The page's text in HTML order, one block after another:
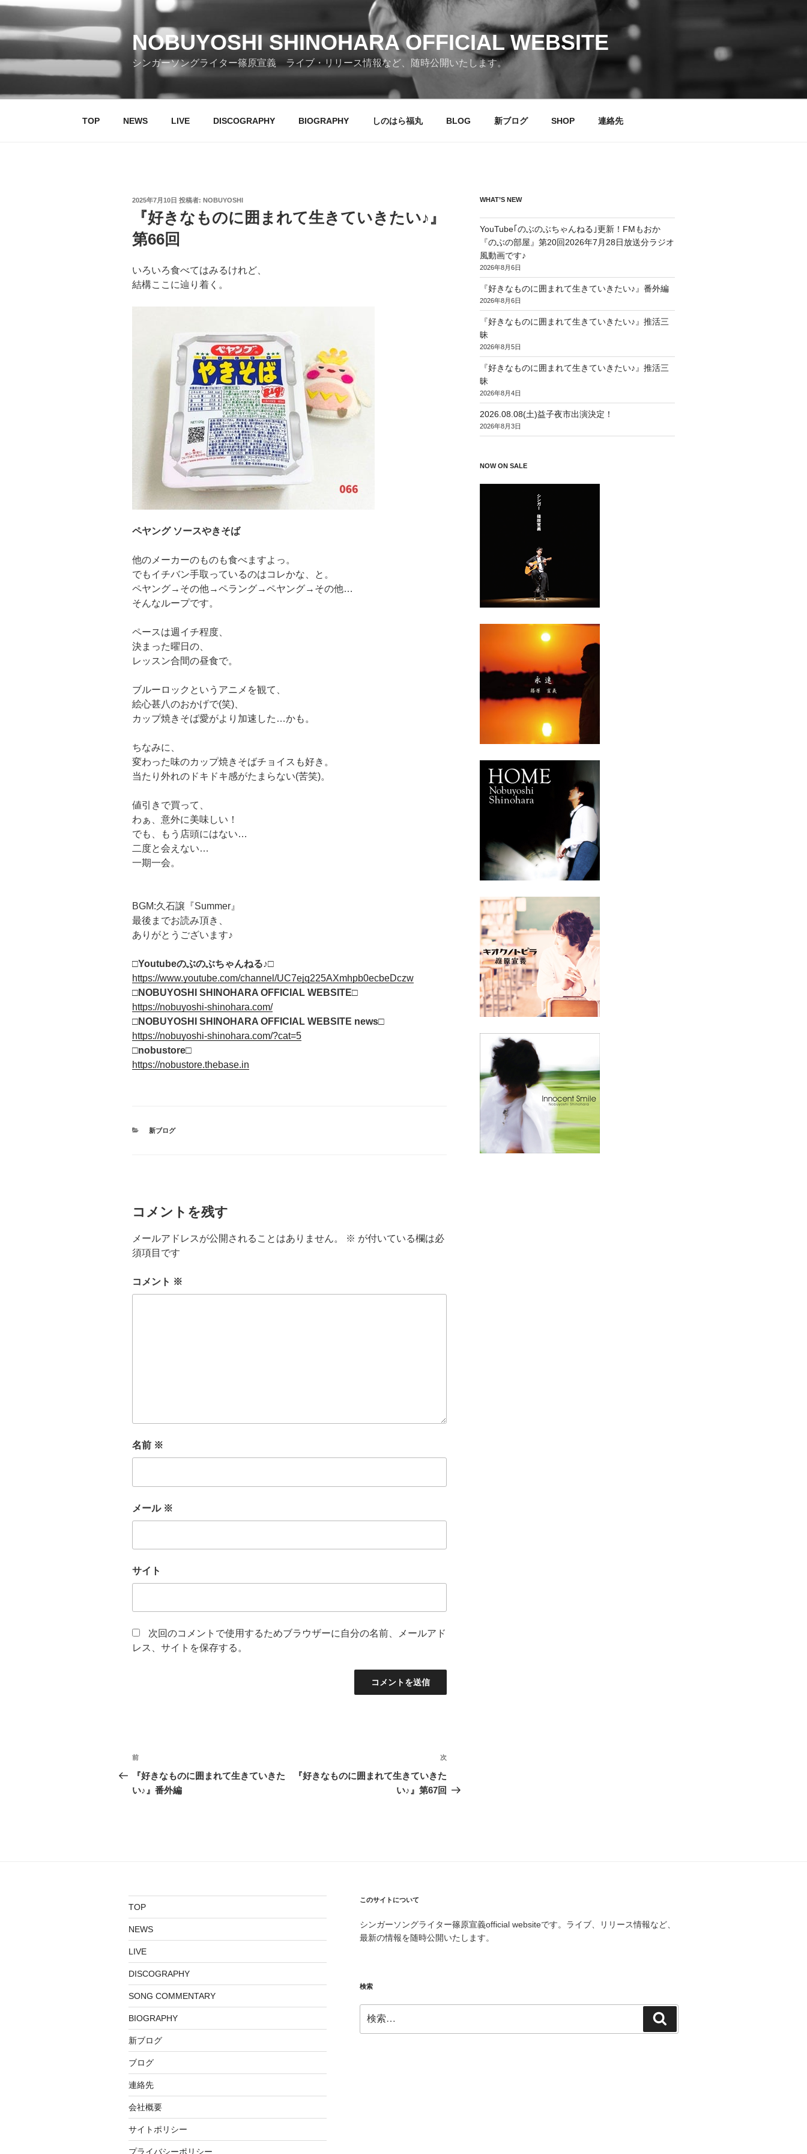
コ
テ
ツ
ス
NOBUYOSHI SHINOHARA OFFICIAL WEBSITE
シンガーソングライター篠原宣義 ライブ・リリース情報など、随時公開いたします。
TOP NEWS LIVE DISCOGRAPHY BIOGRAPHY しのはら福丸 BLOG 新ブログ SHOP 連絡先
投
2025年7月10日 投稿者: NOBUYOSHI
『好きなものに囲まれて生きていきたい♪』
第66回
いろいろ食べてはみるけれど、
結構ここに辿り着く。
ペヤング ソースやきそば
他のメーカーのものも食べますよっ。
でもイチバン手取っているのはコレかな、と。
ペヤング→その他→ペラング→ペヤング→その他…
そんなループです。
ペースは週イチ程度、
決まった曜日の、
レッスン合間の昼食で。
ブルーロックというアニメを観て、
絵心甚八のおかげで(笑)、
カップ焼きそば愛がより加速した…かも。
ちなみに、
変わった味のカップ焼きそばチョイスも好き。
当たり外れのドキドキ感がたまらない(苦笑)。
値引きで買って、
わぁ、意外に美味しい！
でも、もう店頭にはない…
二度と会えない…
一期一会。
BGM:久石譲『Summer』
最後までお読み頂き、
ありがとうございます♪
□Youtubeのぶのぶちゃんねる♪□
https://www.youtube.com/channel/UC7ejq225AXmhpb0ecbeDczw
□NOBUYOSHI SHINOHARA OFFICIAL WEBSITE□
https://nobuyoshi-shinohara.com/
□NOBUYOSHI SHINOHARA OFFICIAL WEBSITE news□
https://nobuyoshi-shinohara.com/?cat=5
□nobustore□
https://nobustore.thebase.in
カ
新ブログ
コメントを残す
メールアドレスが公開されることはありません。 ※ が付いている欄は必
須項目です
コメント ※
名前 ※
メール ※
サイト
次回のコメントで使用するためブラウザーに自分の名前、メールアド
レス、サイトを保存する。
投
稿
ナ
ョ
ン
前
の
投
前
『好きなものに囲まれて生きていきた
い♪』番外編
次
投
次
『好きなものに囲まれて生きていきた
い♪』第67回
WHAT’S NEW
YouTube｢のぶのぶちゃんねる｣更新！FMもおか
『のぶの部屋』第20回2026年7月28日放送分ラジオ
風動画です♪
2026年8月6日
『好きなものに囲まれて生きていきたい♪』番外編
2026年8月6日
『好きなものに囲まれて生きていきたい♪』推活三
昧
2026年8月5日
『好きなものに囲まれて生きていきたい♪』推活三
昧
2026年8月4日
2026.08.08(土)益子夜市出演決定！
2026年8月3日
NOW ON SALE
TOP
NEWS
LIVE
DISCOGRAPHY
SONG COMMENTARY
BIOGRAPHY
新ブログ
ブログ
連絡先
会社概要
サイトポリシー
プライバシーポリシー
このサイトについて
シンガーソングライター篠原宣義official websiteです。ライブ、リリース情報など、
最新の情報を随時公開いたします。
検索
索:
索